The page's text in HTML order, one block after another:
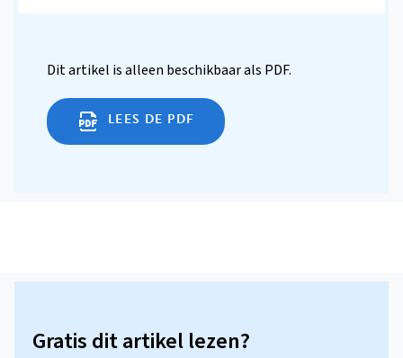
Dit artikel is alleen beschikbaar als PDF.
LEES DE PDF
Gratis dit artikel lezen?